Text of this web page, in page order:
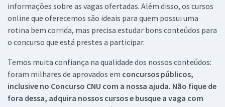
informações sobre as vagas ofertadas. Além disso, os cursos
online que oferecemos são ideais para quem possui uma
rotina bem corrida, mas precisa estudar bons conteúdos para
o concurso que está prestes a participar.
Temos muita confiança na qualidade dos nossos conteúdos:
foram milhares de aprovados em concursos públicos,
inclusive no Concurso CNU com a nossa ajuda. Não fique de
fora dessa, adquira nossos cursos e busque a vaga com